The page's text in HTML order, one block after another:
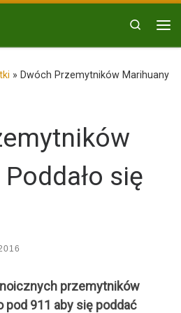
Search
» Dwóch Przemytników Marihuany
się
przemytników
pod 911 aby się poddać